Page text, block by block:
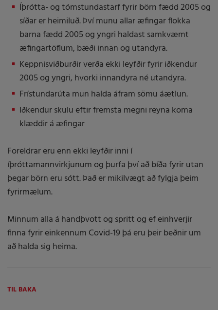
Íþrótta- og tómstundastarf fyrir börn fædd 2005 og
síðar er heimiluð. Því munu allar æfingar flokka
barna fædd 2005 og yngri haldast samkvæmt
æfingartöflum, bæði innan og utandyra.
Keppnisviðburðir verða ekki leyfðir fyrir iðkendur
2005 og yngri, hvorki innandyra né utandyra.
Frístundarúta mun halda áfram sömu áætlun.
Iðkendur skulu eftir fremsta megni reyna koma
klæddir á æfingar
Foreldrar eru enn ekki leyfðir inni í
íþróttamannvirkjunum og þurfa því að bíða fyrir utan
þegar börn eru sótt. Það er mikilvægt að fylgja þeim
fyrirmælum.
Minnum alla á handþvott og spritt og ef einhverjir
finna fyrir einkennum Covid-19 þá eru þeir beðnir um
að halda sig heima.
TIL BAKA